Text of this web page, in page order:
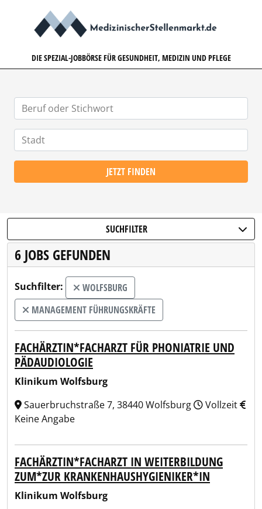
DIE SPEZIAL-JOBBÖRSE FÜR GESUNDHEIT, MEDIZIN UND PFLEGE
JETZT FINDEN
SUCHFILTER
6 JOBS GEFUNDEN
Suchfilter:
WOLFSBURG
MANAGEMENT FÜHRUNGSKRÄFTE
FACHÄRZTIN*FACHARZT FÜR PHONIATRIE UND
PÄDAUDIOLOGIE
Klinikum Wolfsburg
Sauerbruchstraße 7, 38440 Wolfsburg
Vollzeit
Keine Angabe
FACHÄRZTIN*FACHARZT IN WEITERBILDUNG
ZUM*ZUR KRANKENHAUSHYGIENIKER*IN
Klinikum Wolfsburg